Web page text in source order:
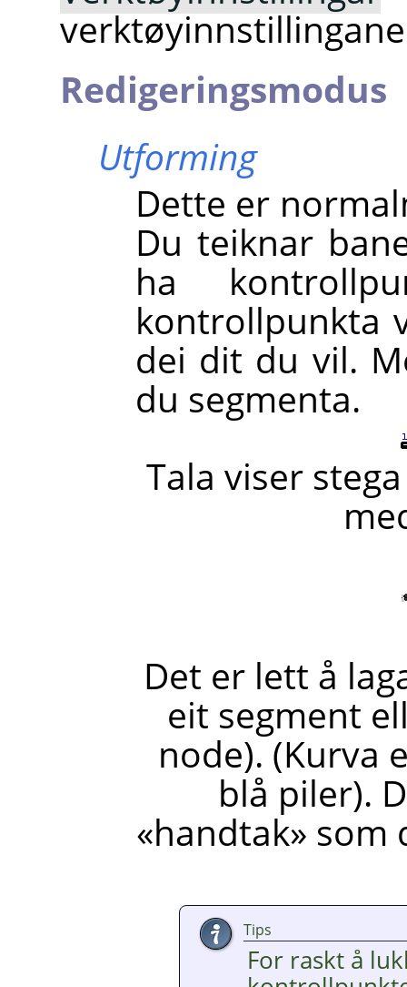
Redigeringsmodus
Utforming
Dette er
Du teiknar
ha
kontrollpunkta
dei dit du vil.
du segmenta.
Tala viser
Det er lett å
eit segment
node). (Kurva
blå piler).
«handtak»
Tips
For raskt å